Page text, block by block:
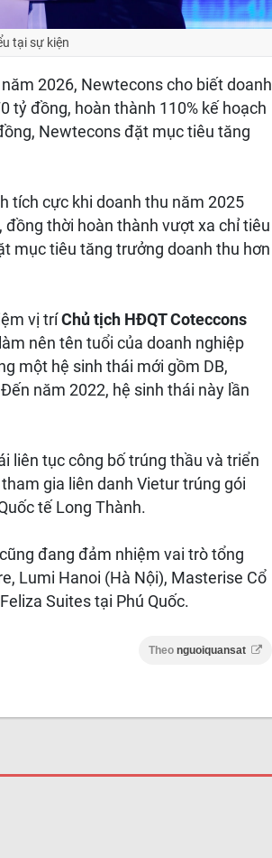
tại sự kiện
2026, Newtecons cho biết doanh
tỷ đồng, hoàn thành 110% kế hoạch
Newtecons đặt mục tiêu tăng
tích cực khi doanh thu năm 2025
thời hoàn thành vượt xa chỉ tiêu
mục tiêu tăng trưởng doanh thu hơn
vị tríChủ tịch HĐQT Coteccons
nên tên tuổi của doanh nghiệp
một hệ sinh thái mới gồm DB,
năm 2022, hệ sinh thái này lần
liên tục công bố trúng thầu và triển
gia liên danh Vietur trúng gói
tế Long Thành.
đang đảm nhiệm vai trò tổng
Lumi Hanoi (Hà Nội), Masterise Cổ
Suites tại Phú Quốc.
Theo nguoiquansat